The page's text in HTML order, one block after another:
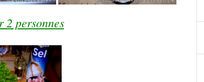
2 personnes